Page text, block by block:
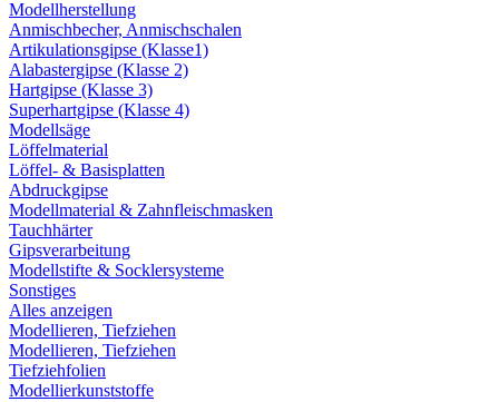
Modellherstellung
Anmischbecher, Anmischschalen
Artikulationsgipse (Klasse1)
Alabastergipse (Klasse 2)
Hartgipse (Klasse 3)
Superhartgipse (Klasse 4)
Modellsäge
Löffelmaterial
Löffel- & Basisplatten
Abdruckgipse
Modellmaterial & Zahnfleischmasken
Tauchhärter
Gipsverarbeitung
Modellstifte & Socklersysteme
Sonstiges
Alles anzeigen
Modellieren, Tiefziehen
Modellieren, Tiefziehen
Tiefziehfolien
Modellierkunststoffe